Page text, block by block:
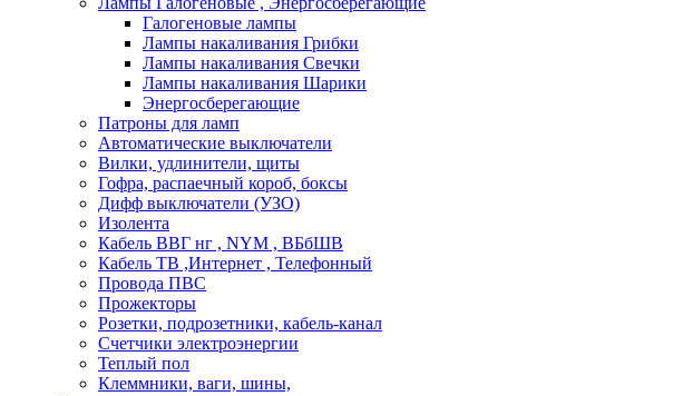
Галогеновые лампы
Лампы накаливания Грибки
Лампы накаливания Свечки
Лампы накаливания Шарики
Энергосберегающие
Патроны для ламп
Автоматические выключатели
Вилки, удлинители, щиты
Гофра, распаечный короб, боксы
Дифф выключатели (УЗО)
Изолента
Кабель ВВГ нг , NYM , ВБбШВ
Кабель ТВ ,Интернет , Телефонный
Провода ПВС
Прожекторы
Розетки, подрозетники, кабель-канал
Счетчики электроэнергии
Теплый пол
Клеммники, ваги, шины,